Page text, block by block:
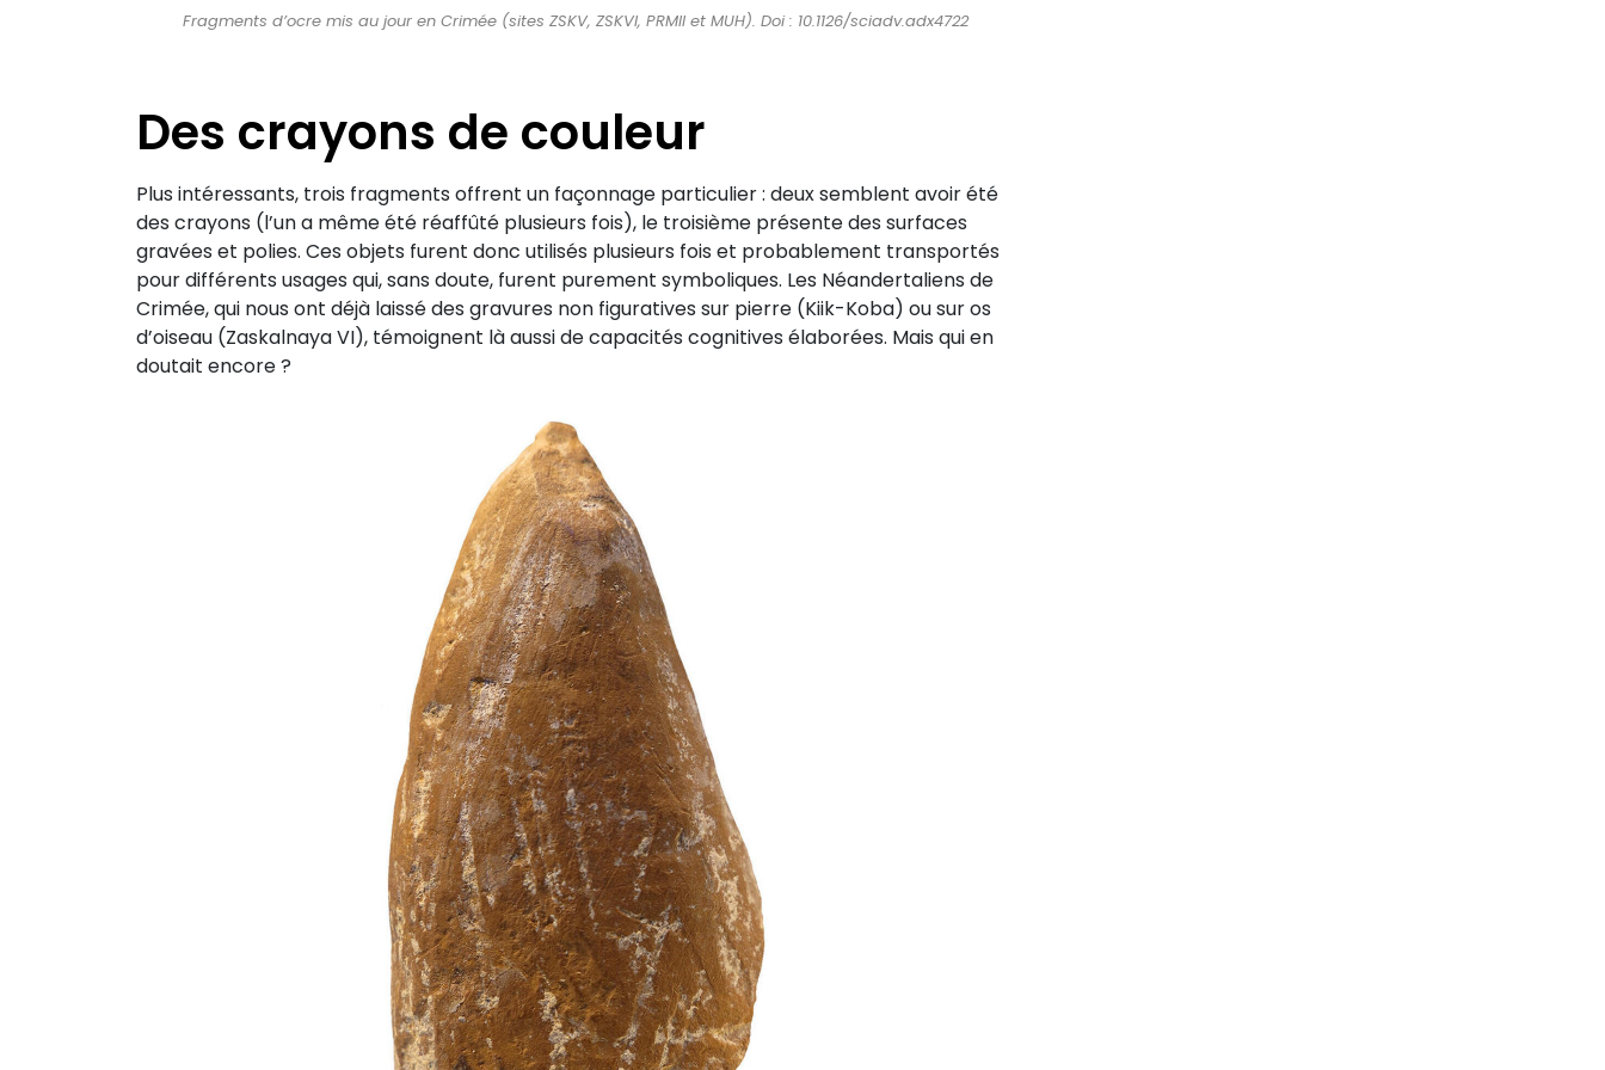
Fragments d’ocre mis au jour en Crimée (sites ZSKV, ZSKVI, PRMII et MUH). Doi : 10.1126/sciadv.adx4722
Des crayons de couleur
Plus intéressants, trois fragments offrent un façonnage particulier : deux semblent avoir été
des crayons (l’un a même été réaffûté plusieurs fois), le troisième présente des surfaces
gravées et polies. Ces objets furent donc utilisés plusieurs fois et probablement transportés
pour différents usages qui, sans doute, furent purement symboliques. Les Néandertaliens de
Crimée, qui nous ont déjà laissé des gravures non figuratives sur pierre (Kiik-Koba) ou sur os
d’oiseau (Zaskalnaya VI), témoignent là aussi de capacités cognitives élaborées. Mais qui en
doutait encore ?